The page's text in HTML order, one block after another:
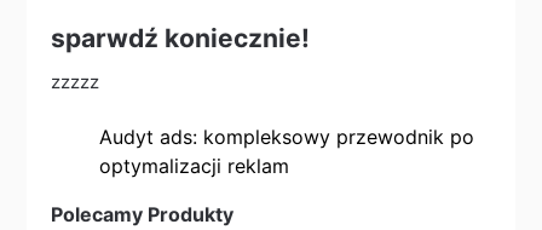
sparwdź koniecznie!
zzzzz
Audyt ads: kompleksowy przewodnik po
optymalizacji reklam
Polecamy Produkty